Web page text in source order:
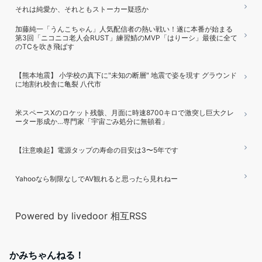
それは純愛か、それともストーカー疑惑か
加藤純一「うんこちゃん」人気配信者の熱い戦い！遂に本番が始まる
第3回「ニコニコ老人会RUST」練習鯖のMVP「はりーシ」最後に全て
のTCを吹き飛ばす
【熊本地震】 小学校の真下に"未知の断層" 地震で姿を現す グラウンド
に地割れ校舎に亀裂 八代市
米スペースXのロケット残骸、月面に時速8700キロで激突し巨大クレ
ーター形成か…専門家「宇宙ごみ処分に無頓着」
【注意喚起】電源タップの寿命の目安は3〜5年です
Yahooなら制限なしでAV観れると思ったら見れねー
Powered by livedoor 相互RSS
かみちゃんねる！